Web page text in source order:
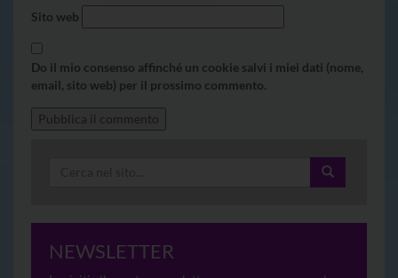
Sito web
Do il mio consenso affinché un cookie salvi i miei dati (nome,
email, sito web) per il prossimo commento.
NEWSLETTER